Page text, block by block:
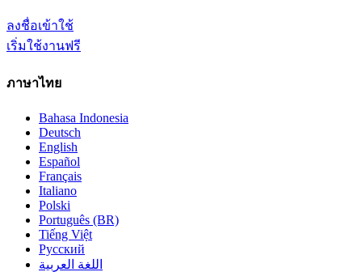
ลงชื่อเข้าใช้
เริ่มใช้งานฟรี
ภาษาไทย
Bahasa Indonesia
Deutsch
English
Español
Français
Italiano
Polski
Português (BR)
Tiếng Việt
Русский
اللغة العربية